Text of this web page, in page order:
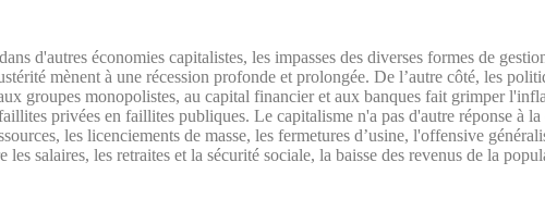
d'autres économies capitalistes, les impasses des diverses formes de
mènent à une récession profonde et prolongée. De l’autre côté, les
groupes monopolistes, au capital financier et aux banques fait grimper
privées en faillites publiques. Le capitalisme n'a pas d'autre réponse à
les licenciements de masse, les fermetures d’usine, l'offensive
salaires, les retraites et la sécurité sociale, la baisse des revenus de la